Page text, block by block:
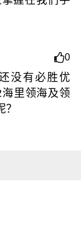
0
没有必胜优
里领海及领